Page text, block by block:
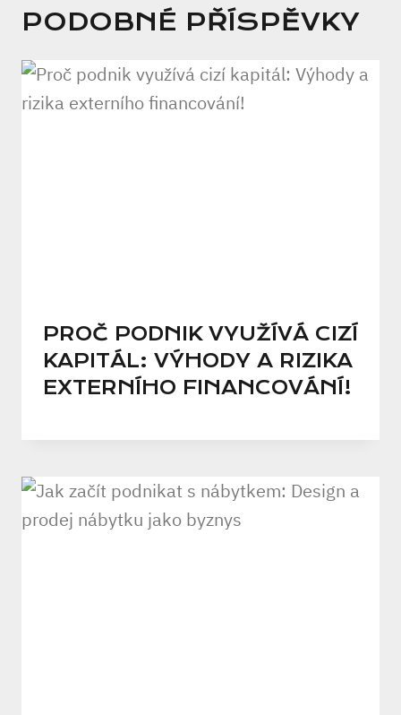
PODOBNÉ PŘÍSPĚVKY
PROČ PODNIK VYUŽÍVÁ CIZÍ
KAPITÁL: VÝHODY A RIZIKA
EXTERNÍHO FINANCOVÁNÍ!